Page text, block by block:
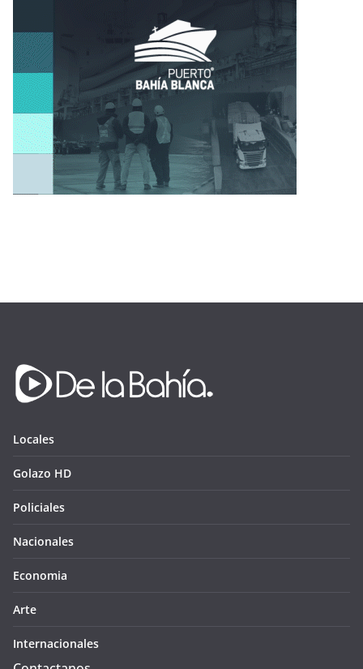
Locales
Golazo HD
Policiales
Nacionales
Economia
Arte
Internacionales